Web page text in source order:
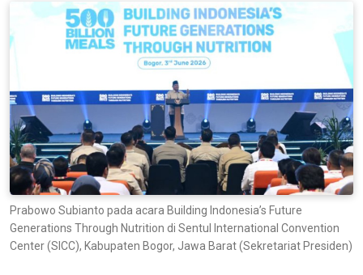
Prabowo Subianto pada acara Building Indonesia’s Future
Generations Through Nutrition di Sentul International Convention
Center (SICC), Kabupaten Bogor, Jawa Barat (Sekretariat Presiden)